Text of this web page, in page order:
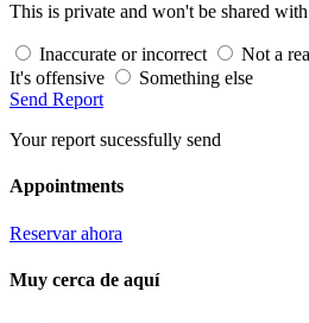
This is private and won't be shared
Inaccurate or incorrect Not a
It's offensive
Something else
Send Report
Your report sucessfully send
Appointments
Reservar ahora
Muy cerca de aquí